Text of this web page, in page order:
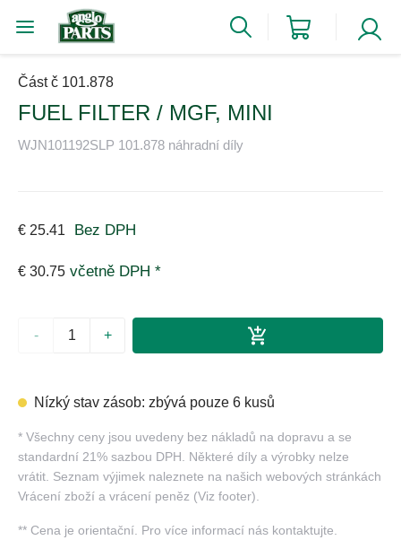
Část č 101.878
FUEL FILTER / MGF, MINI
WJN101192SLP 101.878 náhradní díly
€ 25.41 Bez DPH
€ 30.75 včetně DPH *
- +
Nízký stav zásob: zbývá pouze 6 kusů
* Všechny ceny jsou uvedeny bez nákladů na dopravu a se
standardní 21% sazbou DPH. Některé díly a výrobky nelze
vrátit. Seznam výjimek naleznete na našich webových stránkách
Vrácení zboží a vrácení peněz (Viz footer).
** Cena je orientační. Pro více informací nás kontaktujte.